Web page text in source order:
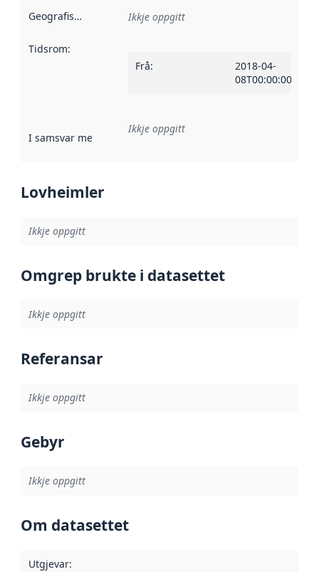
Geografisk område Ikkje oppgitt
Tidsrom:
Frå:
2018-04-
08T00:00:00Z
I samsvar med Referanse til ei implementeringsregel eller
Ikkje oppgitt
Lovheimler
Ikkje oppgitt
Omgrep brukte i datasettet
Ikkje oppgitt
Referansar
Ikkje oppgitt
Gebyr
Ikkje oppgitt
Om datasettet
Utgjevar: